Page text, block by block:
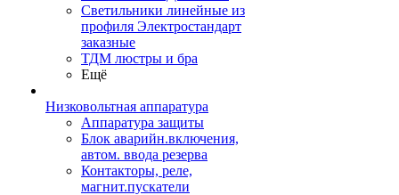
Светильники линейные из
профиля Электростандарт
заказные
ТДМ люстры и бра
Ещё
Низковольтная аппаратура
Аппаратура защиты
Блок аварийн.включения,
автом. ввода резерва
Контакторы, реле,
магнит.пускатели